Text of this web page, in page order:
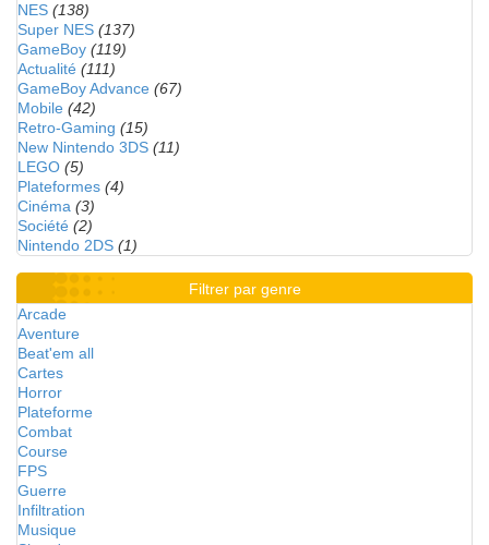
NES (138)
Super NES (137)
GameBoy (119)
Actualité (111)
GameBoy Advance (67)
Mobile (42)
Retro-Gaming (15)
New Nintendo 3DS (11)
LEGO (5)
Plateformes (4)
Cinéma (3)
Société (2)
Nintendo 2DS (1)
Filtrer par genre
Arcade
Aventure
Beat'em all
Cartes
Horror
Plateforme
Combat
Course
FPS
Guerre
Infiltration
Musique